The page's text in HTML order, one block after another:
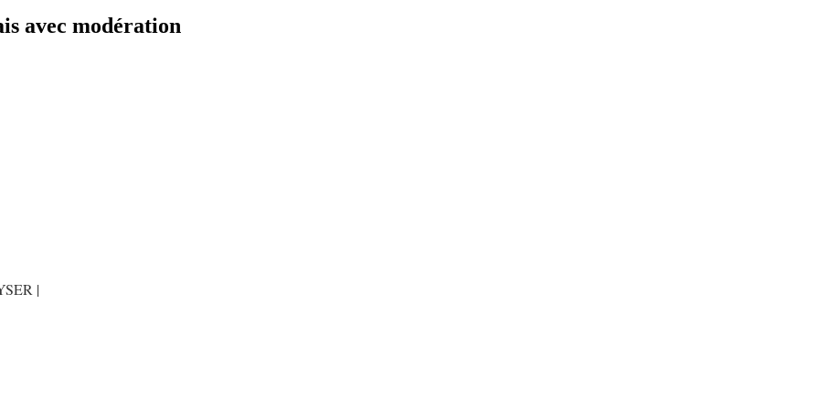
avec modération
|